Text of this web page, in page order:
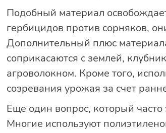
Подобный материал
гербицидов против сорняков,
Дополнительный плюс
соприкасаются с землей,
агроволокном. Кроме того,
созревания урожая за счет
Еще один вопрос, который
Многие используют